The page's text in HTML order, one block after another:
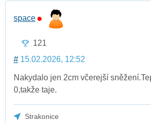
space
121
# 15.02.2026, 12:52
Nakydalo jen 2cm včerejší
0,takže taje.
Strakonice